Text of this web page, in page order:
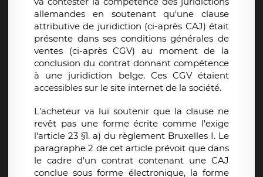
allemandes en soutenant qu'une clause
attributive de juridiction (ci-après CAJ) était
présente dans ses conditions générales de
ventes (ci-après CGV) au moment de la
conclusion du contrat donnant compétence
à une juridiction belge. Ces CGV étaient
accessibles sur le site internet de la société.
L'acheteur va lui soutenir que la clause ne
revêt pas une forme écrite comme l'exige
l'article 23 §1. a) du règlement Bruxelles I. Le
paragraphe 2 de cet article prévoit que dans
le cadre d'un contrat contenant une CAJ
conclue sous forme électronique, la forme